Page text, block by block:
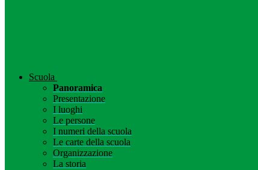
Scuola
Panoramica
Presentazione
I luoghi
Le persone
I numeri della scuola
Le carte della scuola
Organizzazione
La storia